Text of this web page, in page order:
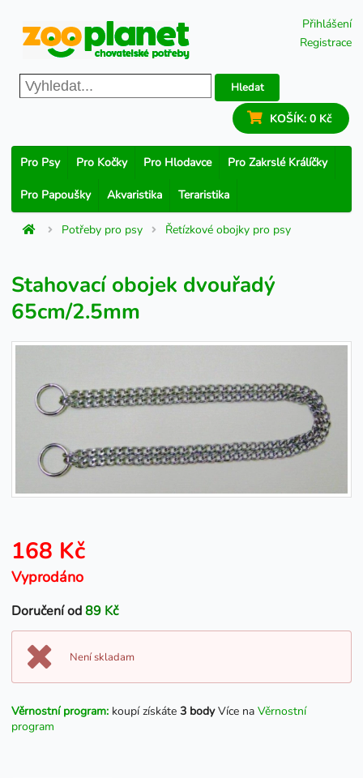
Přihlášení
Registrace
Hledat
KOŠÍK: 0 Kč
Pro Psy Pro Kočky Pro Hlodavce Pro Zakrslé Králíčky
Pro Papoušky Akvaristika Teraristika
Potřeby pro psy Řetízkové obojky pro psy
Stahovací obojek dvouřadý
65cm/2.5mm
168 Kč
Vyprodáno
Doručení od89 Kč
Není skladam
Věrnostní program: koupí získáte 3 bodyVíce na Věrnostní
program